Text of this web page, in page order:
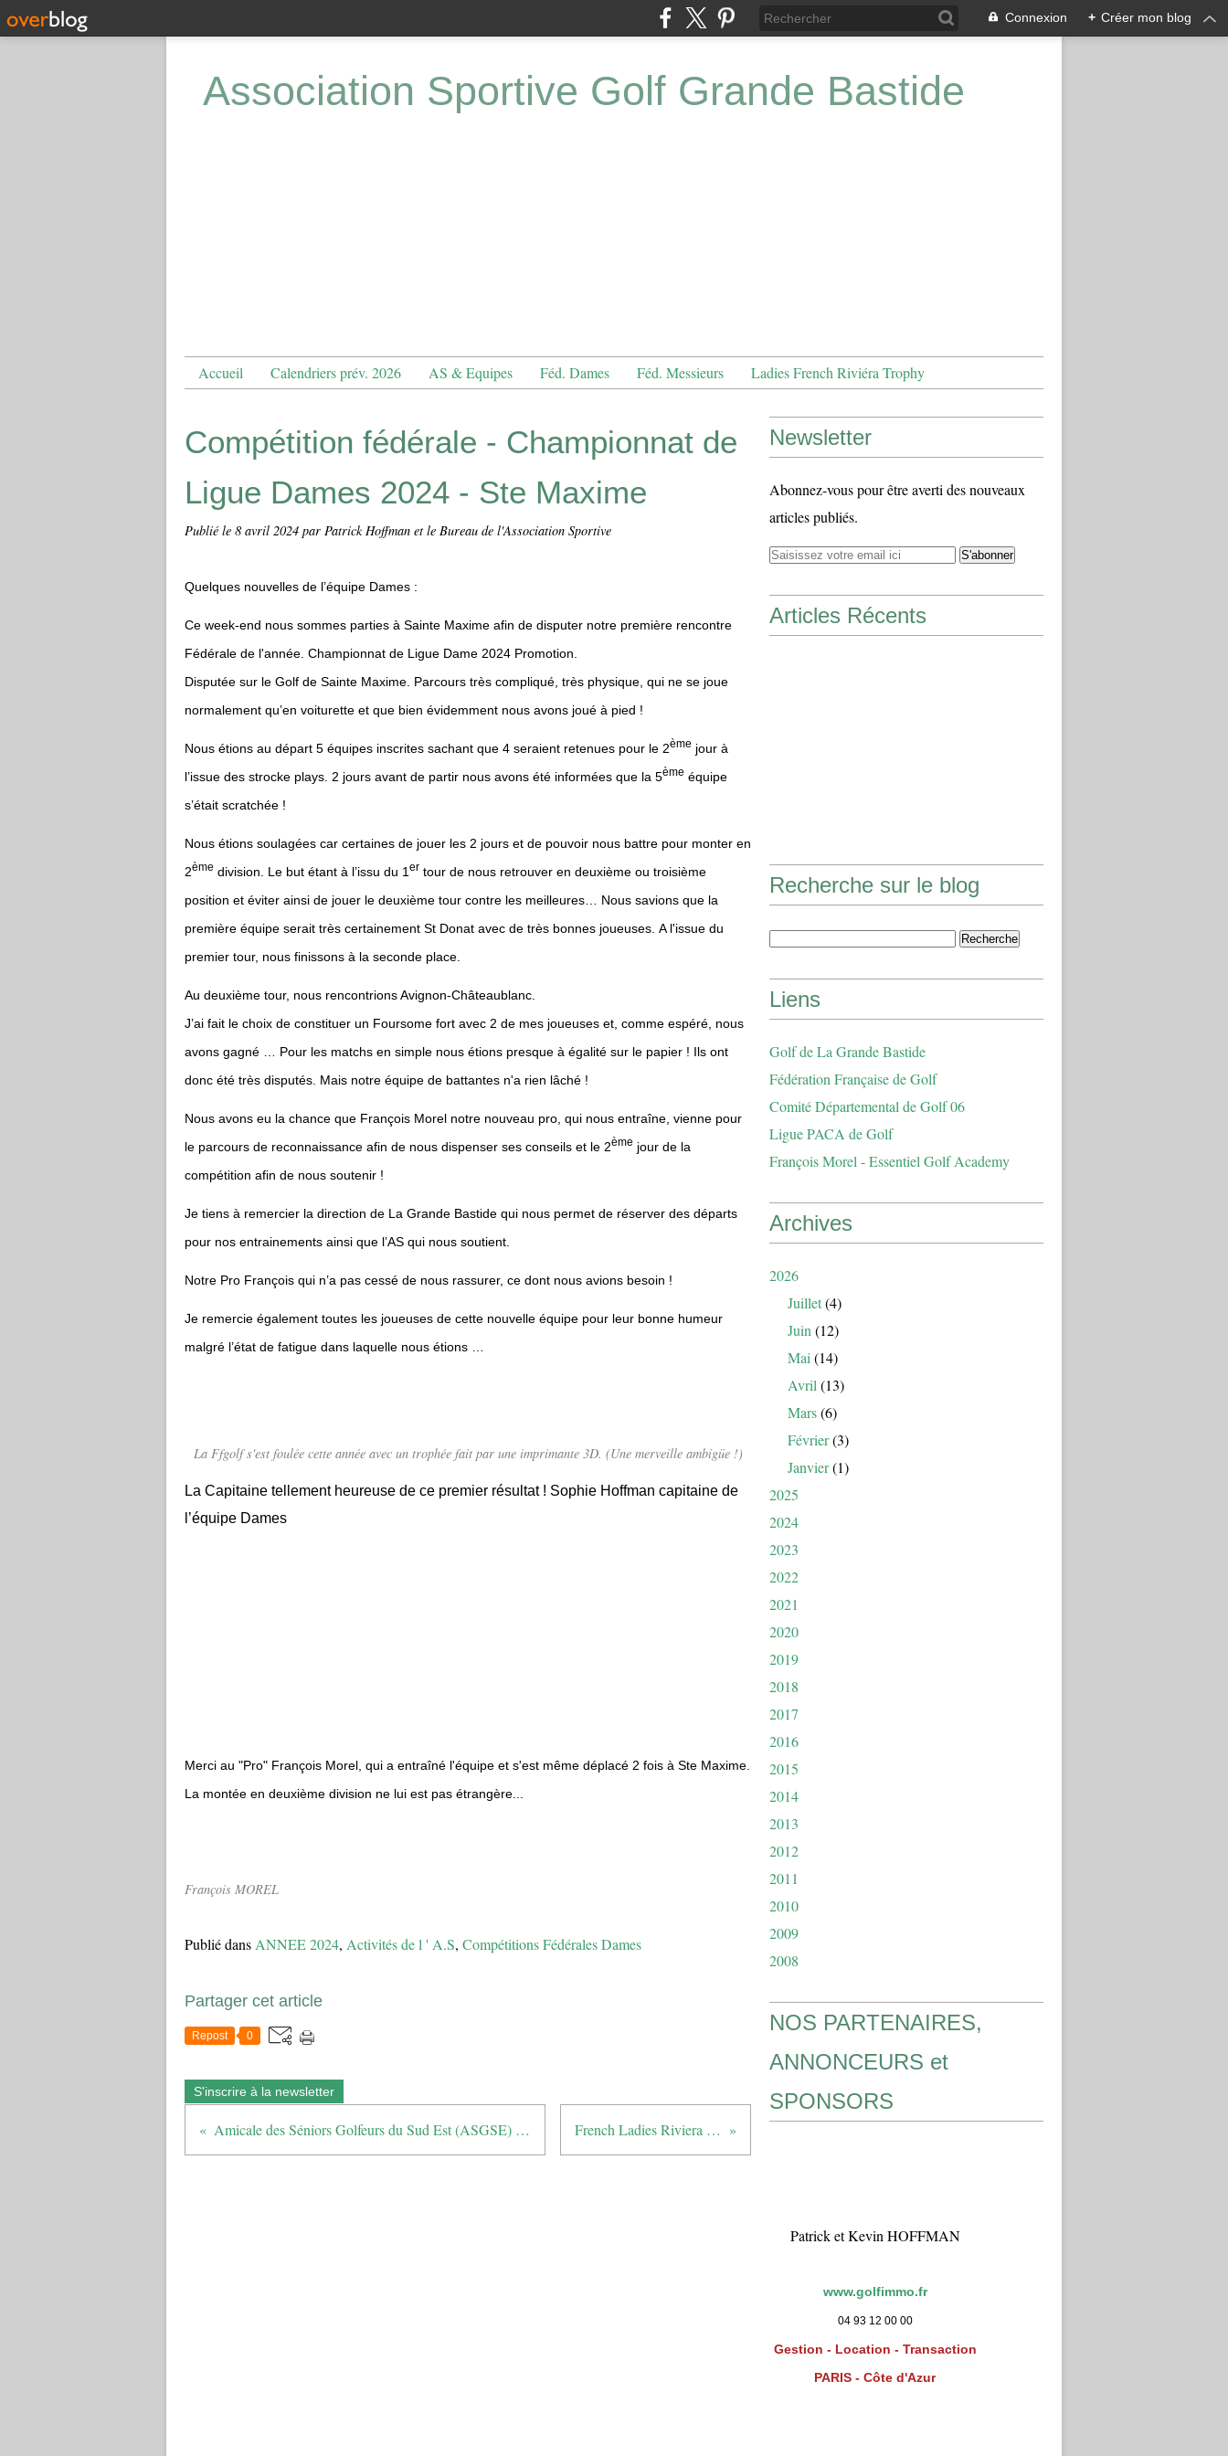
Connexion + Créer mon blog
Association Sportive Golf Grande Bastide
Accueil Calendriers prév. 2026 AS & Equipes Féd. Dames Féd. Messieurs Ladies French Riviéra Trophy
Compétition fédérale - Championnat de
Ligue Dames 2024 - Ste Maxime
Publié le 8 avril 2024 par Patrick Hoffman et le Bureau de l'Association Sportive
Quelques nouvelles de l’équipe Dames :
Ce week-end nous sommes parties à Sainte Maxime afin de disputer notre première rencontre
Fédérale de l'année. Championnat de Ligue Dame 2024 Promotion.
Disputée sur le Golf de Sainte Maxime. Parcours très compliqué, très physique, qui ne se joue
normalement qu’en voiturette et que bien évidemment nous avons joué à pied !
Nous étions au départ 5 équipes inscrites sachant que 4 seraient retenues pour le 2ème jour à
l’issue des strocke plays. 2 jours avant de partir nous avons été informées que la 5ème équipe
s’était scratchée !
Nous étions soulagées car certaines de jouer les 2 jours et de pouvoir nous battre pour monter en
2ème division. Le but étant à l’issu du 1 er tour de nous retrouver en deuxième ou troisième
position et éviter ainsi de jouer le deuxième tour contre les meilleures… Nous savions que la
première équipe serait très certainement St Donat avec de très bonnes joueuses. A l'issue du
premier tour, nous finissons à la seconde place.
Au deuxième tour, nous rencontrions Avignon-Châteaublanc.
J’ai fait le choix de constituer un Foursome fort avec 2 de mes joueuses et, comme espéré, nous
avons gagné … Pour les matchs en simple nous étions presque à égalité sur le papier ! Ils ont
donc été très disputés. Mais notre équipe de battantes n'a rien lâché !
Nous avons eu la chance que François Morel notre nouveau pro, qui nous entraîne, vienne pour
le parcours de reconnaissance afin de nous dispenser ses conseils et le 2ème jour de la
compétition afin de nous soutenir !
Je tiens à remercier la direction de La Grande Bastide qui nous permet de réserver des départs
pour nos entrainements ainsi que l’AS qui nous soutient.
Notre Pro François qui n’a pas cessé de nous rassurer, ce dont nous avions besoin !
Je remercie également toutes les joueuses de cette nouvelle équipe pour leur bonne humeur
malgré l’état de fatigue dans laquelle nous étions …
La Ffgolf s'est foulée cette année avec un trophée fait par une imprimante 3D. (Une merveille ambigüe !)
La Capitaine tellement heureuse de ce premier résultat ! Sophie Hoffman capitaine de
l’équipe Dames
Merci au "Pro" François Morel, qui a entraîné l'équipe et s'est même déplacé 2 fois à Ste Maxime.
La montée en deuxième division ne lui est pas étrangère...
François MOREL
Publié dans ANNEE 2024, Activités de l ' A.S, Compétitions Fédérales Dames
Partager cet article
Repost 0
S'inscrire à la newsletter
Amicale des Séniors Golfeurs du Sud Est (ASGSE) : TROPHEE BARNEAU - Royal Mougins French Ladies Riviera Trophy à Monte Carlo
Newsletter
Abonnez-vous pour être averti des nouveaux
articles publiés.
Articles Récents
Recherche sur le blog
Liens
Golf de La Grande Bastide
Fédération Française de Golf
Comité Départemental de Golf 06
Ligue PACA de Golf
François Morel - Essentiel Golf Academy
Archives
2026
Juillet(4)
Juin (12)
Mai (14)
Avril (13)
Mars(6)
Février(3)
Janvier(1)
2025
2024
2023
2022
2021
2020
2019
2018
2017
2016
2015
2014
2013
2012
2011
2010
2009
2008
NOS PARTENAIRES,
ANNONCEURS et
SPONSORS
Patrick et Kevin HOFFMAN
www.golfimmo.fr
04 93 12 00 00
Gestion - Location - Transaction
PARIS - Côte d'Azur